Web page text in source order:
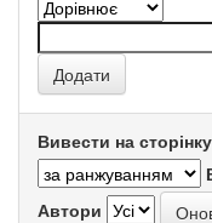
Вивести на сторінку
Автори